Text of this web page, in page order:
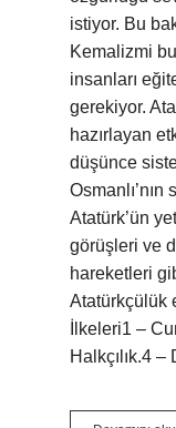
istiyor. Bu
Kemalizmi
insanları
gerekiyor.
hazırlayan
düşünce
Atatürk’ün
görüşleri ve
hareketleri
Atatürkçülük
İlkeleri1 –
Halkçılık.4